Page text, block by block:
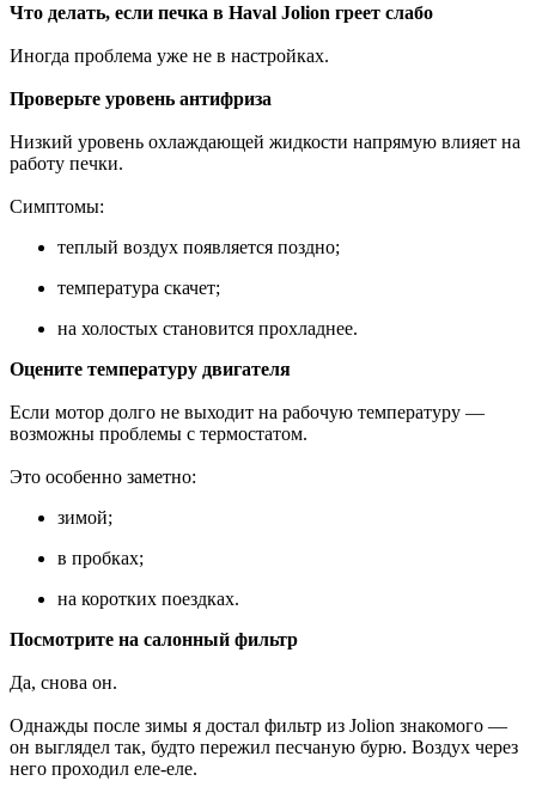
Что делать, если печка в Haval Jolion греет слабо
Иногда проблема уже не в настройках.
Проверьте уровень антифриза
Низкий уровень охлаждающей жидкости напрямую влияет на
работу печки.
Симптомы:
теплый воздух появляется поздно;
температура скачет;
на холостых становится прохладнее.
Оцените температуру двигателя
Если мотор долго не выходит на рабочую температуру —
возможны проблемы с термостатом.
Это особенно заметно:
зимой;
в пробках;
на коротких поездках.
Посмотрите на салонный фильтр
Да, снова он.
Однажды после зимы я достал фильтр из Jolion знакомого —
он выглядел так, будто пережил песчаную бурю. Воздух через
него проходил еле-еле.